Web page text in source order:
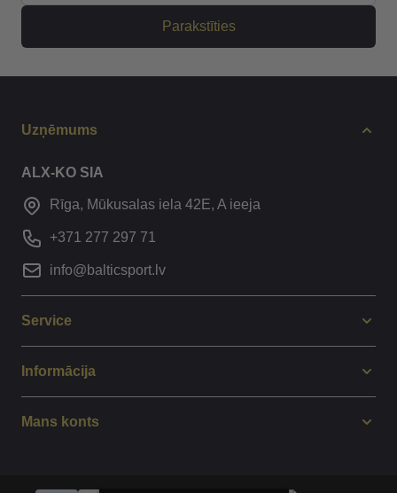
Parakstīties
Uzņēmums
ALX-KO SIA
Rīga, Mūkusalas iela 42E, A ieeja
+371 277 297 71
info@balticsport.lv
Service
Informācija
Mans konts